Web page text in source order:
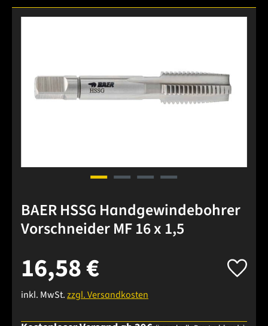
BAER HSSG Handgewindebohrer
Vorschneider MF 16 x 1,5
16,58 €
inkl. MwSt.zzgl. Versandkosten